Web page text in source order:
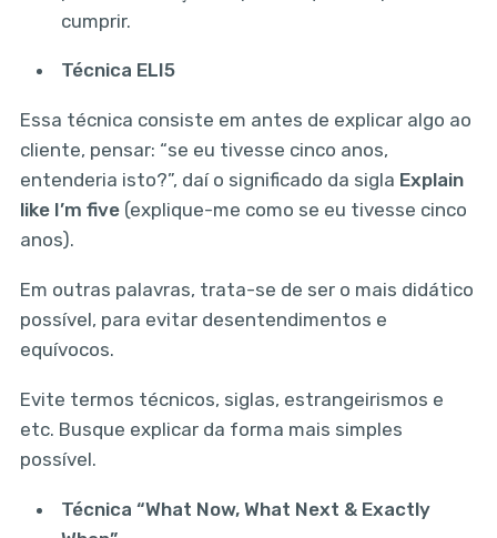
cumprir.
Técnica ELI5
Essa técnica consiste em antes de explicar algo ao
cliente, pensar: “se eu tivesse cinco anos,
entenderia isto?”, daí o significado da sigla Explain
like I’m five(explique-me como se eu tivesse cinco
anos).
Em outras palavras, trata-se de ser o mais didático
possível, para evitar desentendimentos e
equívocos.
Evite termos técnicos, siglas, estrangeirismos e
etc. Busque explicar da forma mais simples
possível.
Técnica “What Now, What Next & Exactly